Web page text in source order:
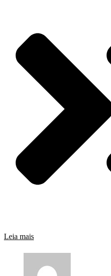
Leia mais